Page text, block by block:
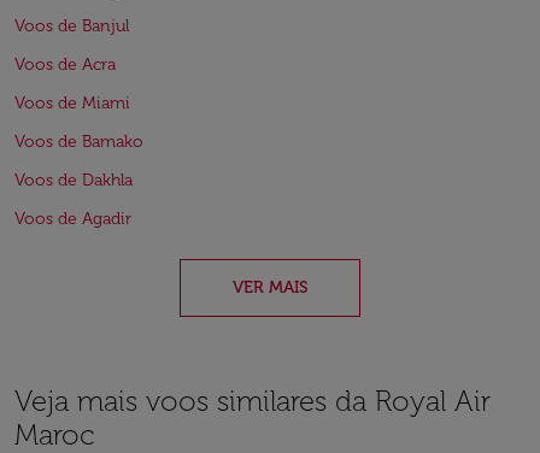
Voos de Banjul
Voos de Acra
Voos de Miami
Voos de Bamako
Voos de Dakhla
Voos de Agadir
VER MAIS
Veja mais voos similares da Royal Air
Maroc